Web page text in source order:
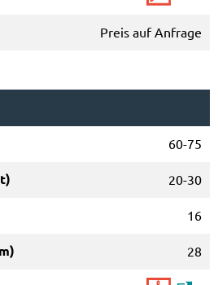
Preis auf Anfrage
60-75
20-30
16
28